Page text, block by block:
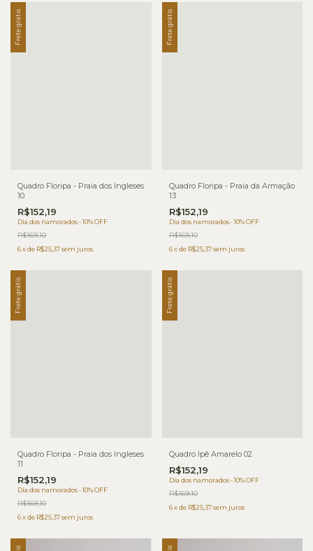
Frete grátis
Quadro Floripa - Praia dos Ingleses
10
R$152,19
Dia dos namorados - 10% OFF
R$169,10
6xde R$25,37sem juros
Frete grátis
Quadro Floripa - Praia da Armação
13
R$152,19
Dia dos namorados - 10% OFF
R$169,10
6 xde R$25,37 sem juros
Frete grátis
Quadro Floripa - Praia dos Ingleses
11
R$152,19
Dia dos namorados - 10% OFF
R$169,10
6xde R$25,37sem juros
Frete grátis
Quadro Ipê Amarelo 02
R$152,19
Dia dos namorados - 10% OFF
R$169,10
6 xde R$25,37 sem juros